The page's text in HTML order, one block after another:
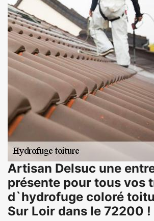
Artisan Delsuc une
présente pour tous vos
d`hydrofuge coloré
Sur Loir dans le 72200 !